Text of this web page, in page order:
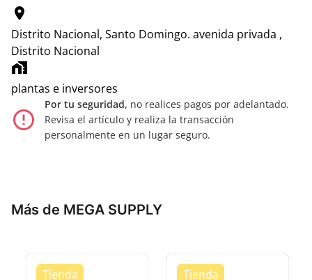
location_on
Distrito Nacional, Santo Domingo. avenida privada ,
Distrito Nacional
home_work
plantas e inversores
error_outline
Por tu seguridad, no realices pagos por adelantado.
Revisa el artículo y realiza la transacción
personalmente en un lugar seguro.
Más de MEGA SUPPLY